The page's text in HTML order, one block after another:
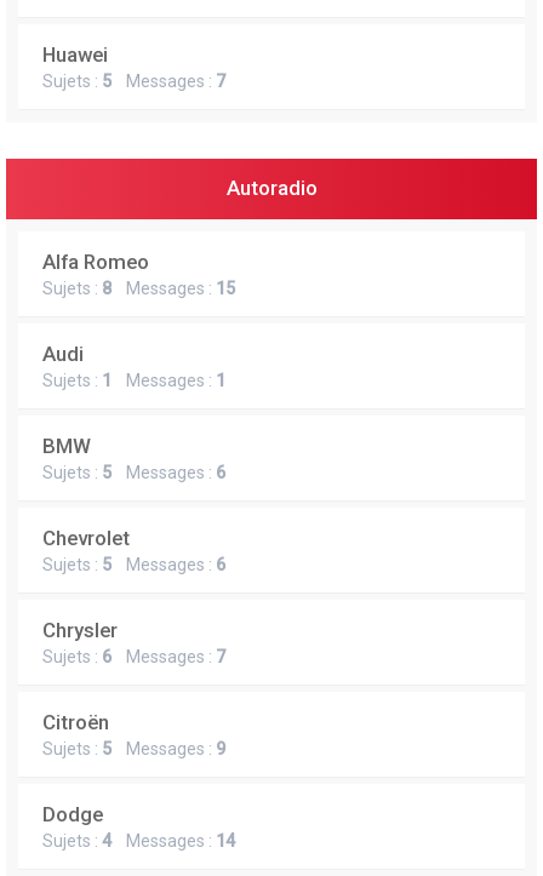
Huawei
Sujets : 5 Messages : 7
Autoradio
Alfa Romeo
Sujets : 8 Messages : 15
Audi
Sujets : 1 Messages : 1
BMW
Sujets : 5 Messages : 6
Chevrolet
Sujets : 5 Messages : 6
Chrysler
Sujets : 6 Messages : 7
Citroën
Sujets : 5 Messages : 9
Dodge
Sujets : 4Messages : 14